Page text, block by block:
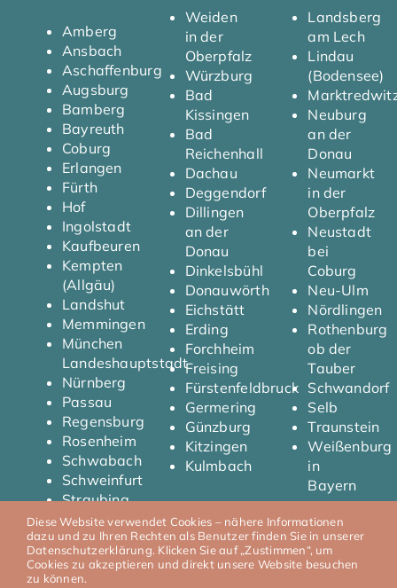
Amberg
Ansbach
Aschaffenburg
Augsburg
Bamberg
Bayreuth
Coburg
Erlangen
Fürth
Hof
Ingolstadt
Kaufbeuren
Kempten
(Allgäu)
Landshut
Memmingen
München
Landeshauptstadt
Nürnberg
Passau
Regensburg
Rosenheim
Schwabach
Schweinfurt
Straubing
Weiden
in der
Oberpfalz
Würzburg
Bad
Kissingen
Bad
Reichenhall
Dachau
Deggendorf
Dillingen
an der
Donau
Dinkelsbühl
Donauwörth
Eichstätt
Erding
Forchheim
Freising
Fürstenfeldbruck
Germering
Günzburg
Kitzingen
Kulmbach
Landsberg
am Lech
Lindau
(Bodensee)
Neuburg
an der
Donau
Neumarkt
in der
Oberpfalz
Neustadt
bei
Coburg
Neu-Ulm
Nördlingen
Rothenburg
ob der
Tauber
Schwandorf
Selb
Traunstein
Weißenburg
in
Bayern
© 2026 T.Y Automobile IImpressumI Datenschutz
Diese Website verwendet Cookies – nähere Informationen
dazu und zu Ihren Rechten als Benutzer finden Sie in unserer
Datenschutzerklärung. Klicken Sie auf „Zustimmen“, um
Cookies zu akzeptieren und direkt unsere Website besuchen
zu können.